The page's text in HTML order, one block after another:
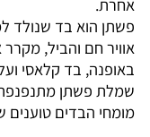
פשתן הוא בד שנולד
אוויר חם והביל,
באופנה, בד קלאסי
שמלת פשתן
מומחי הבדים טוענים